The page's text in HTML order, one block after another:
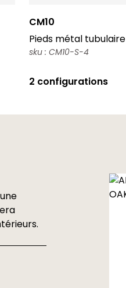
CM10
Pieds métal tubulaire
sku : CM10-S-4
2 configurations